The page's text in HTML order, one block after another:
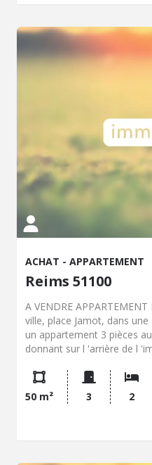
ACHAT - APPARTEMENT
Reims 51100
A VENDRE
ville, place Jamot, dans
un appartement 3 pièces
donnant sur l 'arrière de l
chambres de 14 et 12,50
de toilette. Une cave.
fenêtres en pvc double
50 m² 3 2